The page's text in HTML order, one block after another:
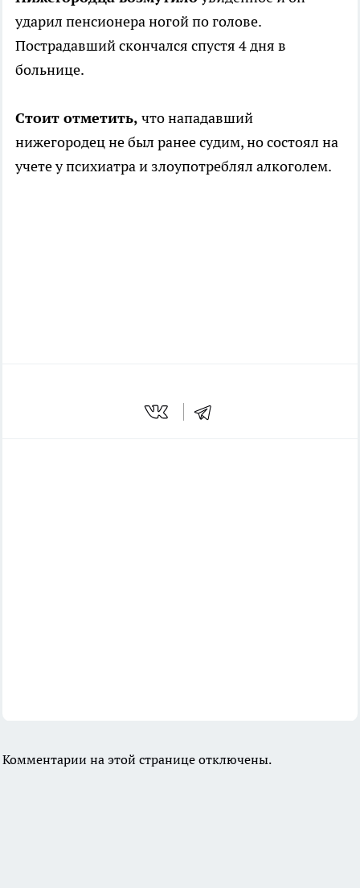
ударил пенсионера ногой по голове.
Пострадавший скончался спустя 4 дня в
больнице.
Стоит отметить, что нападавший
нижегородец не был ранее судим, но состоял на
учете у психиатра и злоупотреблял алкоголем.
Комментарии на этой странице отключены.